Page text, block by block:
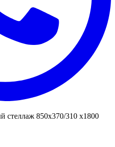
стеллаж 850х370/310 х1800